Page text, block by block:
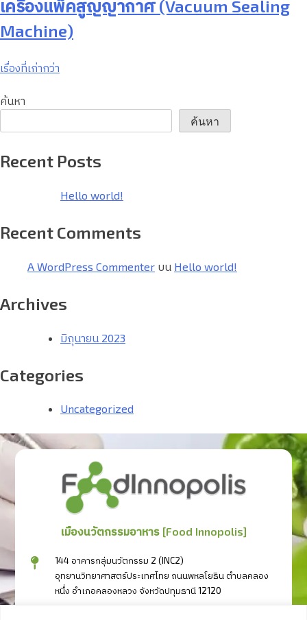
เครื่องแพ็คสูญญากาศ (Vacuum Sealing
Machine)
เรื่องที่เก่ากว่า
ค้นหา
ค้นหา
Recent Posts
Hello world!
Recent Comments
A WordPress Commenter บน Hello world!
Archives
มิถุนายน 2023
Categories
Uncategorized
เมืองนวัตกรรมอาหาร [Food Innopolis]
144 อาคารกลุ่มนวัตกรรม 2 (INC2)
อุทยานวิทยาศาสตร์ประเทศไทย ถนนพหลโยธิน ตำบลคลอง
หนึ่ง อำเภอคลองหลวง จังหวัดปทุมธานี 12120